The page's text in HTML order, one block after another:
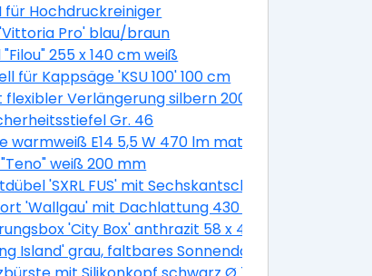
für Hochdruckreiniger
Pro' blau/braun
255 x 140 cm weiß
für Kappsäge 'KSU 100' 100 cm
Verlängerung silbern 200 mm 11-teilig
Gr. 46
warmweiß E14 5,5 W 470 lm matt, 3 Stück
weiß 200 mm
'SXRL FUS' mit Sechskantschraube, Ø 10 x 60
'Wallgau' mit Dachlattung 430 x 500 cm
'City Box' anthrazit 58 x 44 x 55 cm
Island' grau, faltbares Sonnendach